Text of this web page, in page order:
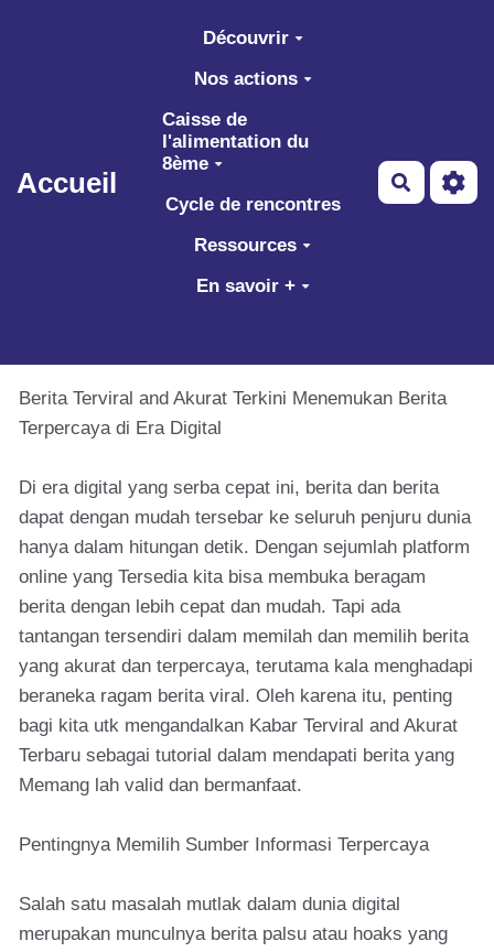
Aller au contenu principal
Accueil
Découvrir
Nos actions
Caisse de
l'alimentation du
8ème
Cycle de rencontres
Ressources
En savoir +
Berita Terviral and Akurat Terkini Menemukan Berita
Terpercaya di Era Digital
Di era digital yang serba cepat ini, berita dan berita
dapat dengan mudah tersebar ke seluruh penjuru dunia
hanya dalam hitungan detik. Dengan sejumlah platform
online yang Tersedia kita bisa membuka beragam
berita dengan lebih cepat dan mudah. Tapi ada
tantangan tersendiri dalam memilah dan memilih berita
yang akurat dan terpercaya, terutama kala menghadapi
beraneka ragam berita viral. Oleh karena itu, penting
bagi kita utk mengandalkan Kabar Terviral and Akurat
Terbaru sebagai tutorial dalam mendapati berita yang
Memang lah valid dan bermanfaat.
Pentingnya Memilih Sumber Informasi Terpercaya
Salah satu masalah mutlak dalam dunia digital
merupakan munculnya berita palsu atau hoaks yang